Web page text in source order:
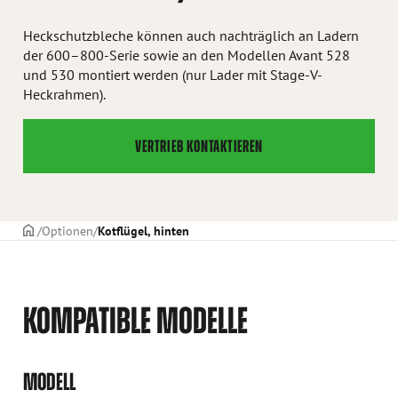
Heckschutzbleche können auch nachträglich an Ladern
der 600–800-Serie sowie an den Modellen Avant 528
und 530 montiert werden (nur Lader mit Stage-V-
Heckrahmen).
VERTRIEB KONTAKTIEREN
TITELSEITE
Optionen Kotflügel, hinten
KOMPATIBLE MODELLE
MODELL